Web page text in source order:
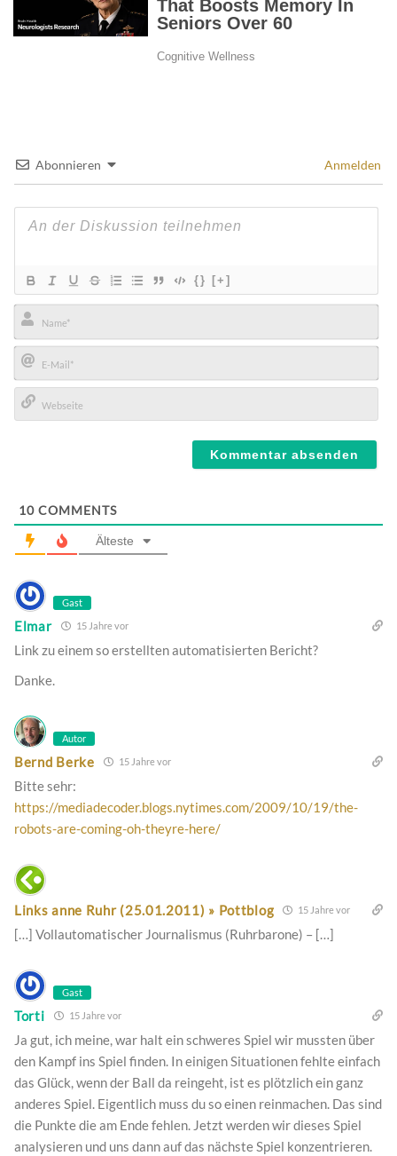
Abonnieren Anmelden
{} [+]
Name*
E-
Mail*
10 COMMENTS
Älteste
Gast
Elmar 15 Jahre vor
Link zu einem so erstellten automatisierten Bericht?
Danke.
Autor
Bernd Berke 15 Jahre vor
Bitte sehr:
https://mediadecoder.blogs.nytimes.com/2009/10/19/the-
robots-are-coming-oh-theyre-here/
Links anne Ruhr (25.01.2011) » Pottblog 15 Jahre vor
[…] Vollautomatischer Journalismus (Ruhrbarone) – […]
Gast
Torti 15 Jahre vor
Ja gut, ich meine, war halt ein schweres Spiel wir mussten über
den Kampf ins Spiel finden. In einigen Situationen fehlte einfach
das Glück, wenn der Ball da reingeht, ist es plötzlich ein ganz
anderes Spiel. Eigentlich muss du so einen reinmachen. Das sind
die Punkte die am Ende fehlen. Jetzt werden wir dieses Spiel
analysieren und uns dann auf das nächste Spiel konzentrieren.